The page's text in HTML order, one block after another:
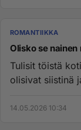
ROMANTIIKKA
Olisko se
Tulisit töistä
olisivat siistinä
14.05.2026 10:34